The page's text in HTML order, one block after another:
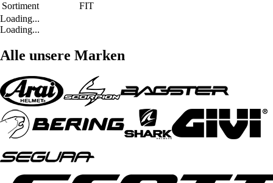
Sortiment
FIT
Loading...
Loading...
Alle unsere Marken